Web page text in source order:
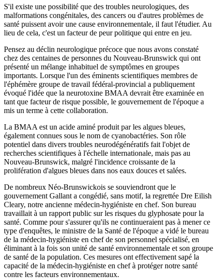
S'il existe une possibilité que des troubles neurologiques, des
malformations congénitales, des cancers ou d'autres problèmes de
santé puissent avoir une cause environnementale, il faut l'étudier. Au
lieu de cela, c'est un facteur de peur politique qui entre en jeu.
Pensez au déclin neurologique précoce que nous avons constaté
chez des centaines de personnes du Nouveau-Brunswick qui ont
présenté un mélange inhabituel de symptômes en groupes
importants. Lorsque l'un des éminents scientifiques membres de
l'éphémère groupe de travail fédéral-provincial a publiquement
évoqué l'idée que la neurotoxine BMAA devrait être examinée en
tant que facteur de risque possible, le gouvernement de l'époque a
mis un terme à cette collaboration.
La BMAA est un acide aminé produit par les algues bleues,
également connues sous le nom de cyanobactéries. Son rôle
potentiel dans divers troubles neurodégénératifs fait l'objet de
recherches scientifiques à l'échelle internationale, mais pas au
Nouveau-Brunswick, malgré l'incidence croissante de la
prolifération d'algues bleues dans nos eaux douces et salées.
De nombreux Néo-Brunswickois se souviendront que le
gouvernement Gallant a congédié, sans motif, la regrettée Dre Eilish
Cleary, notre ancienne médecin-hygiéniste en chef. Son bureau
travaillait à un rapport public sur les risques du glyphosate pour la
santé. Comme pour s'assurer qu'ils ne continueraient pas à mener ce
type d'enquêtes, le ministre de la Santé de l'époque a vidé le bureau
de la médecin-hygiéniste en chef de son personnel spécialisé, en
éliminant à la fois son unité de santé environnementale et son groupe
de santé de la population. Ces mesures ont effectivement sapé la
capacité de la médecin-hygiéniste en chef à protéger notre santé
contre les facteurs environnementaux.